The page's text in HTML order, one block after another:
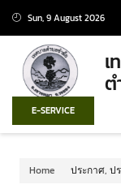
Sun, 9 August 2026
เ
ต
E-SERVICE
Home ประกาศ, ป